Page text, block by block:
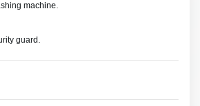
machine.
guard.